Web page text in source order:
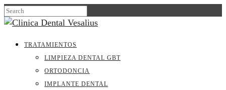
TRATAMIENTOS
LIMPIEZA DENTAL GBT
ORTODONCIA
IMPLANTE DENTAL